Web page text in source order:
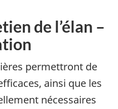
de l’élan –
permettront de
ainsi que les
nécessaires